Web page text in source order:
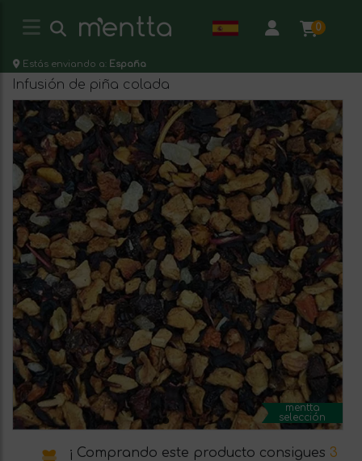
0
Estás enviando a: España
Infusión de piña colada
mentta
selección
¡ Comprando este producto consigues 3